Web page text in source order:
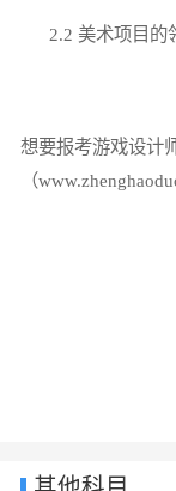
2.2 美术项目的
想要报考游戏设计
（